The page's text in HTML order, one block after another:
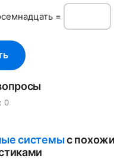
=
0
системыс